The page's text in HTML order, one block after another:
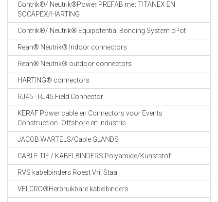
Contrik®/ Neutrik®Power PREFAB met TITANEX EN
SOCAPEX/HARTING
Contrik®/ Neutrik® Equipotential Bonding System cPot
Rean® Neutrik® Indoor connectors
Rean® Neutrik® outdoor connectors
HARTING® connectors
RJ45 - RJ45 Field Connector
KERAF Power cable en Connectors voor Events
Construction -Offshore en Industrie
JACOB WARTELS/Cable GLANDS
CABLE TIE / KABELBINDERS Polyamide/Kunststof
RVS kabelbinders Roest Vrij Staal
VELCRO®Herbruikbare kabelbinders